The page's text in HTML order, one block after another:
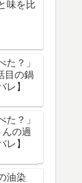
味を比
た？」
目の鍋
レ】
た？」
の過
レ】
油染